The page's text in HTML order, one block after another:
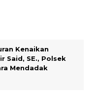
Kenaikan
Said, SE., Polsek
Mendadak